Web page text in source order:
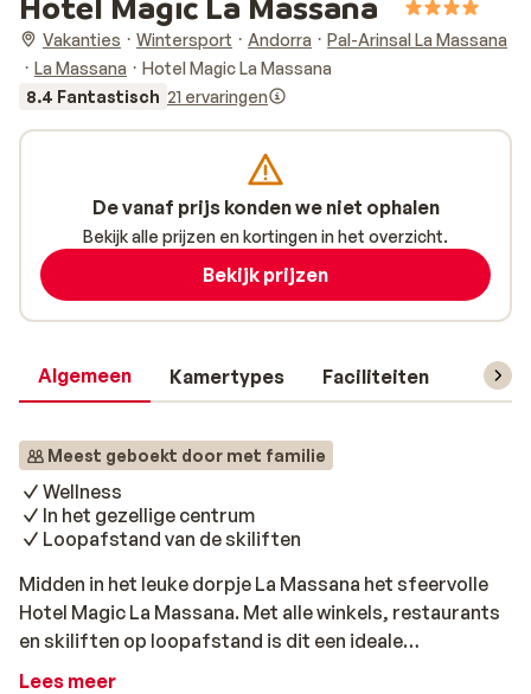
Vakanties Wintersport Andorra
Pal-Arinsal La Massana
La Massana
Hotel Magic La Massana
8.4 Fantastisch 21 ervaringen
Algemeen Kamertypes Faciliteiten
Meest geboekt door met familie
Wellness
In het gezellige centrum
Loopafstand van de skiliften
Midden in het leuke dorpje La Massana het sfeervolle
Hotel Magic La Massana. Met alle winkels, restaurants
en skiliften op loopafstand is dit een ideale
uitvalsbasis voor je skivakantie in Andorra. Alle kamers
Lees meer
De vanaf prijs konden we niet ophalen
Bekijk alle prijzen en kortingen in het overzicht.
Bekijk prijzen